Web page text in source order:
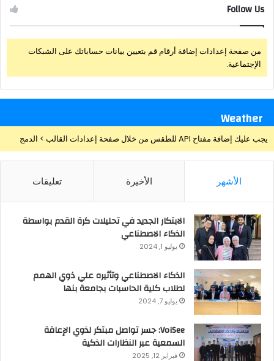
Follow Us
من صفحة إعدادات إضافة أرقام قم بتعيين بيانات حساباتك على الشبكات
الإجتماعية.
Weather
يجب عليك إضافة مفتاح API للطقس من خلال صفحة إعدادات القالب > الدمج
الأشهر الأخيرة تعليقات
الابتكار الجديد في تحليلات كرة القدم بواسطة
الذكاء الاصطناعي
يوليو 1, 2024
الذكاء الاصطناعي وتأثيره علي ذوي الهمم
لطلاب كلية الحاسبات بجامعة بنها
يوليو 7, 2024
VoiSee: جسر تواصل مبتكر لذوي الإعاقة
السمعية عبر النظارات الذكية
فبراير 12, 2025